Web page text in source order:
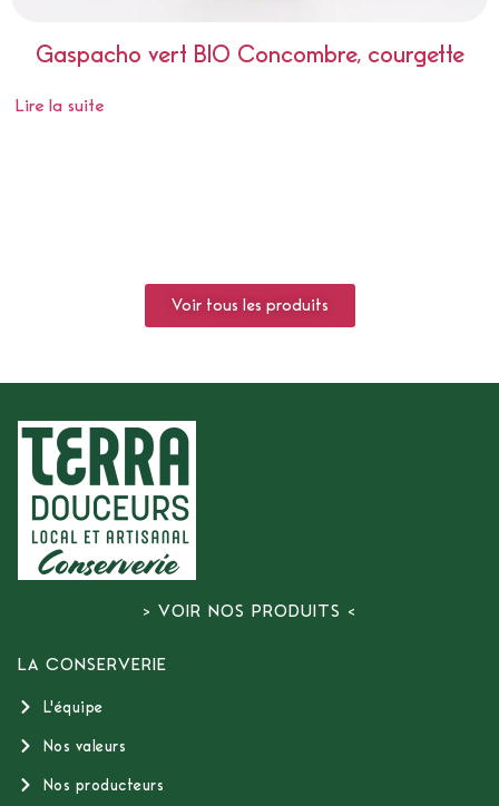
Gaspacho vert BIO Concombre, courgette
Lire la suite
Voir tous les produits
> VOIR NOS PRODUITS <
LA CONSERVERIE
L'équipe
Nos valeurs
Nos producteurs